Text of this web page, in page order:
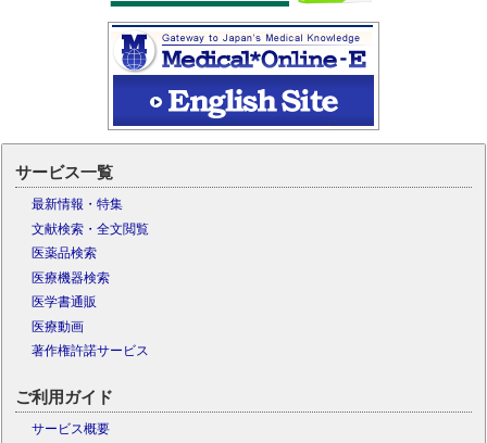
サービス一覧
最新情報・特集
文献検索・全文閲覧
医薬品検索
医療機器検索
医学書通販
医療動画
著作権許諾サービス
ご利用ガイド
サービス概要